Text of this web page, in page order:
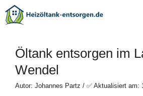
Zum
Inhalt
Öltank entsorgen im
Wendel
Autor: Johannes Partz / ✅ Aktualisiert am: